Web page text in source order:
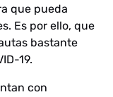
que pueda
Es por ello, que
bastante
19.
con